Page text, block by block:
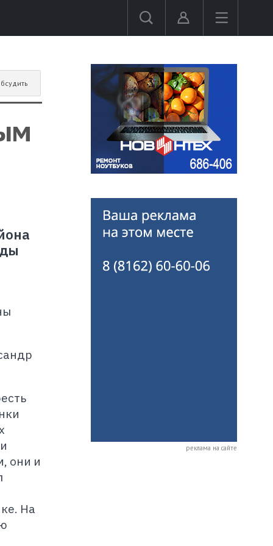
они и
На
реклама на сайте